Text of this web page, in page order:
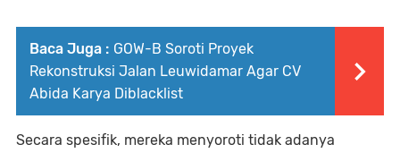
Baca Juga : GOW-B Soroti Proyek
Rekonstruksi Jalan Leuwidamar Agar CV
Abida Karya Diblacklist
Secara spesifik, mereka menyoroti tidak adanya